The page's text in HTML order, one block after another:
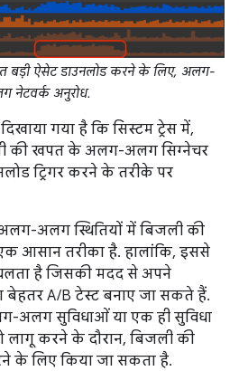
बड़ी ऐसेट डाउनलोड करने के लिए, अलग-
नेटवर्क अनुरोध.
गया है कि सिस्टम ट्रेस में,
की खपत के अलग-अलग सिग्नेचर
ट्रिगर करने के तरीके पर
अलग स्थितियों में बिजली की
आसान तरीका है. हालांकि, इससे
है जिसकी मदद से अपने
बेहतर A/B टेस्ट बनाए जा सकते हैं.
अलग सुविधाओं या एक ही सुविधा
करने के दौरान, बिजली की
के लिए किया जा सकता है.